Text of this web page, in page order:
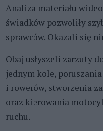
Analiza materiału
świadków pozwoliły
sprawców. Okazali się
Obaj usłyszeli zarzuty
jednym kole,
i rowerów, stworzenia
oraz kierowania
ruchu.